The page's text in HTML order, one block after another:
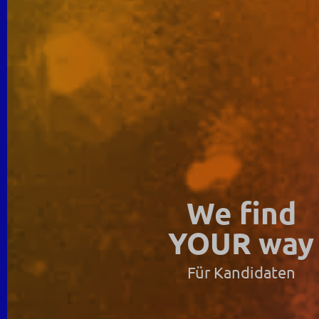
We find
YOUR way
Für Kandidaten